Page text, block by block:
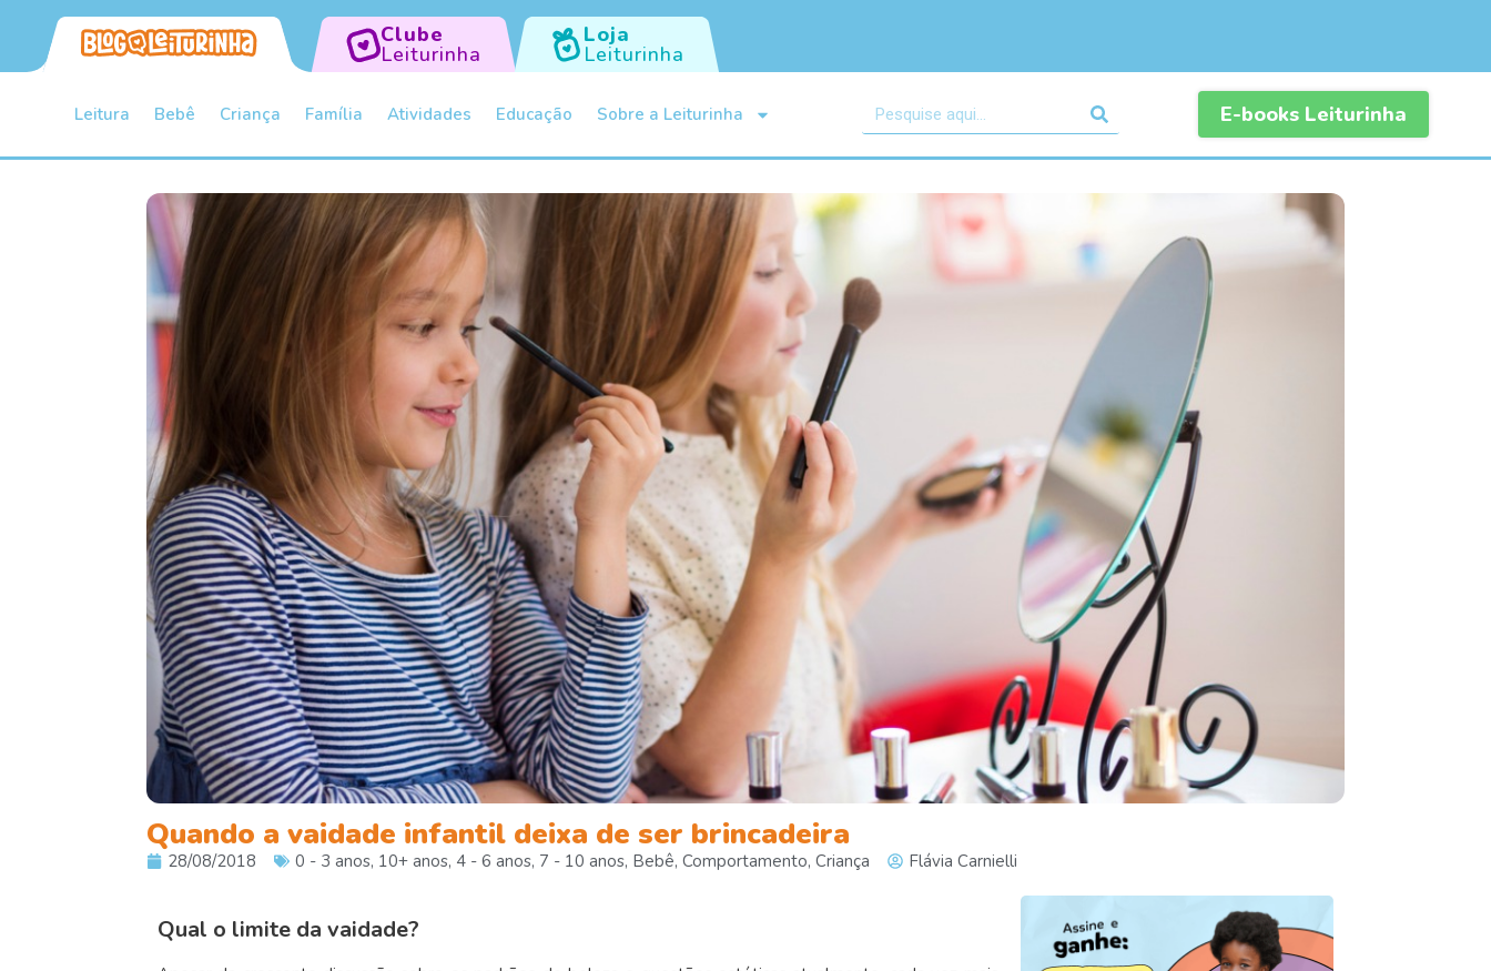
Clube
Leiturinha
Loja
Leiturinha
Leitura Bebê Criança Família Atividades Educação Sobre a Leiturinha E-books Leiturinha
Quando a vaidade infantil deixa de ser brincadeira
28/08/2018 0 - 3 anos, 10+ anos, 4 - 6 anos, 7 - 10 anos, Bebê, Comportamento, Criança Flávia Carnielli
Qual o limite da vaidade?